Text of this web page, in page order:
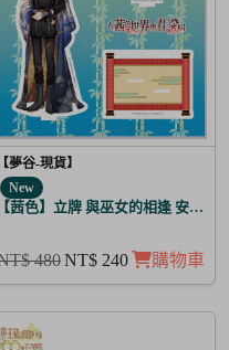
【夢谷-現貨】
New
【茜色】立牌 與巫女的相逢 安倍晴
480NT$ 240 購物車